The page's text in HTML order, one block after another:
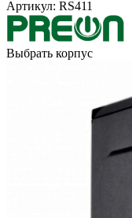
Артикул: RS411
Выбрать корпус